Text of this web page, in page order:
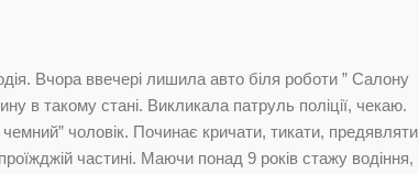
Вчора ввечері лишила авто біля роботи ” Салону
в такому стані. Викликала патруль поліції, чекаю.
чемний” чоловік. Починає кричати, тикати, предявляти
частині. Маючи понад 9 років стажу водіння,